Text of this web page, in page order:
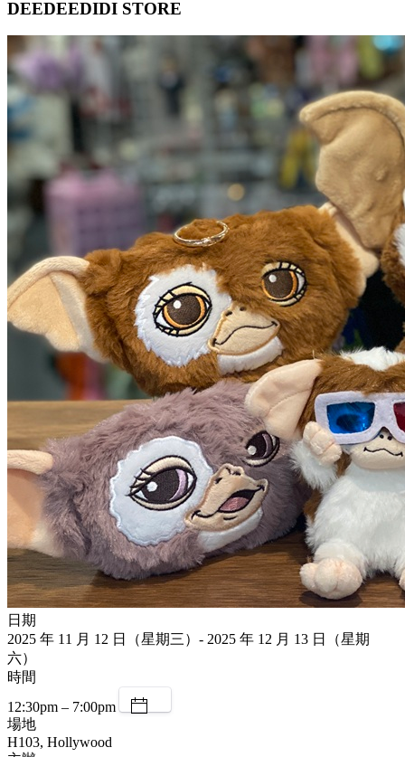
DEEDEEDIDI STORE
日期
2025 年 11 月 12 日（星期三）- 2025 年 12 月 13 日（星期
六）
時間
12:30pm – 7:00pm
場地
H103, Hollywood